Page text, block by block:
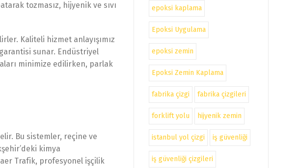
tozmasız, hijyenik ve sıvı
Kaliteli hizmet anlayışımız
sunar. Endüstriyel
minimize edilirken, parlak
Bu sistemler, reçine ve
kimya
Trafik, profesyonel işçilik
epoksi kaplama
Epoksi Uygulama
epoksi zemin
Epoksi Zemin Kaplama
fabrika çizgi fabrika çizgileri
forklift yolu hijyenik zemin
istanbul yol çizgi iş güvenliği
iş güvenliği çizgileri